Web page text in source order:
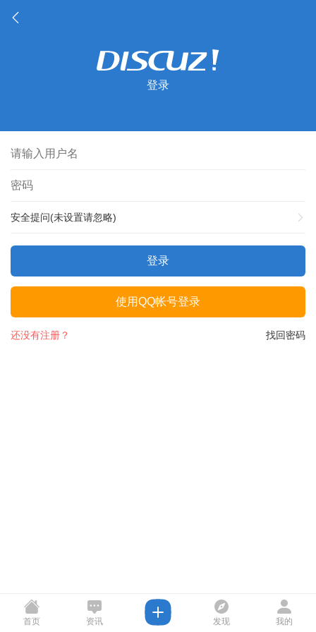
登录
安全提问(未设置请忽略)
登录
使用QQ帐号登录
找回密码
还没有注册？
首页 资讯 发现 我的